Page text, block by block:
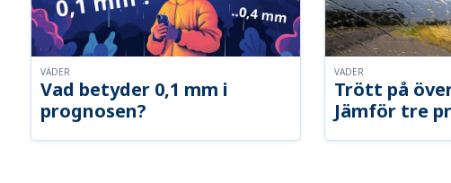
Vad betyder 0,1 mm i
prognosen?
VÄDER
Trött på
Jämför tre
VÄDER